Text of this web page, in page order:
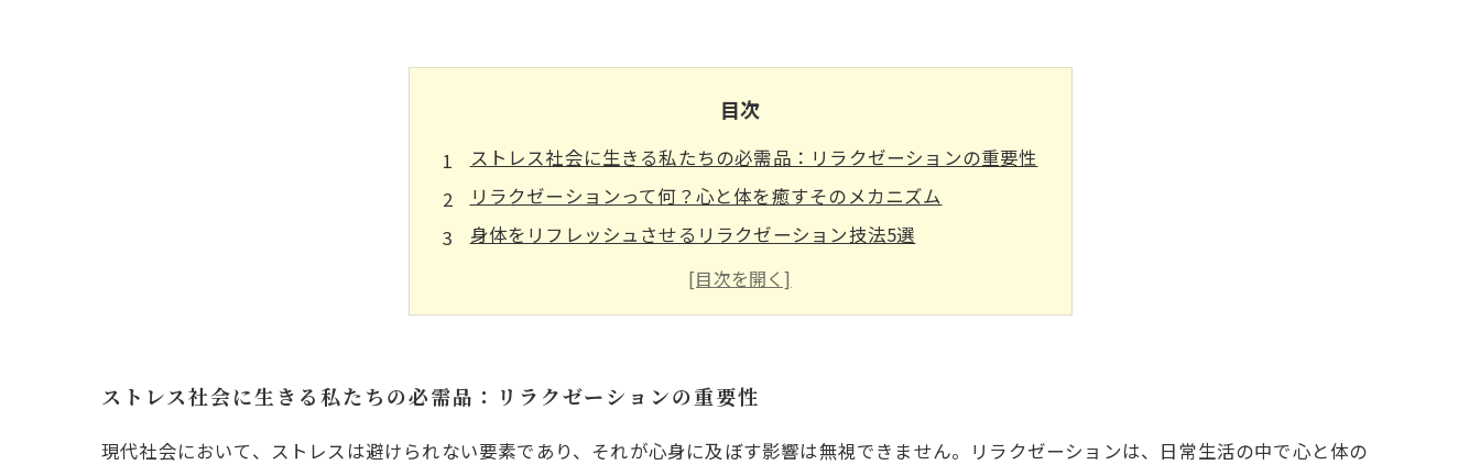
目次
ストレス社会に生きる私たちの必需品：リラクゼーションの重要性
リラクゼーションって何？心と体を癒すそのメカニズム
身体をリフレッシュさせるリラクゼーション技法5選
心理的効果も見逃せない！リラクゼーションがもたらす心への影響
日常生活へのリラクゼーションの取り入れ方：簡単なステップ
リラクゼーションの旅へようこそ！心と体をリセットする方法
ストレス社会に生きる私たちの必需品：リラクゼーションの重要性
現代社会において、ストレスは避けられない要素であり、それが心身に及ぼす影響は無視できません。リラクゼーションは、日常生活の中で心と体の